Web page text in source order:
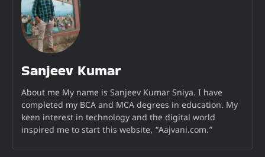
Sanjeev Kumar
About me My name is Sanjeev Kumar Sniya. I have
completed my BCA and MCA degrees in education. My
keen interest in technology and the digital world
inspired me to start this website, “Aajvani.com.”